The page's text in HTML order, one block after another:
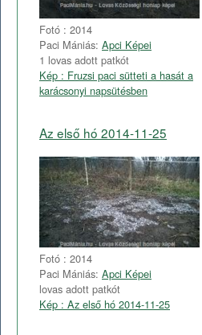
Fotó : 2014
Paci Mániás: Apci Képei
1 lovas adott patkót
Kép : Fruzsi paci sütteti a hasát a
karácsonyi napsütésben
Az első hó 2014-11-25
Fotó : 2014
Paci Mániás: Apci Képei
lovas adott patkót
Kép : Az első hó 2014-11-25